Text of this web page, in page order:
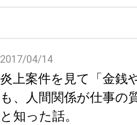
2017/04/14
炎上案件を見て「金銭
も、人間関係が仕事の
と知った話。